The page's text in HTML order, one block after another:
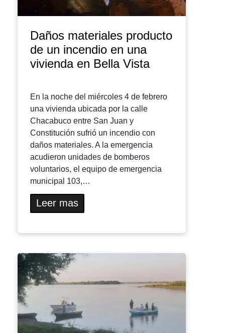
Daños materiales producto
de un incendio en una
vivienda en Bella Vista
En la noche del miércoles 4 de febrero
una vivienda ubicada por la calle
Chacabuco entre San Juan y
Constitución sufrió un incendio con
daños materiales. A la emergencia
acudieron unidades de bomberos
voluntarios, el equipo de emergencia
municipal 103,…
Leer mas